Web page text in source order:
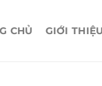
CHỦ GIỚI THIỆU